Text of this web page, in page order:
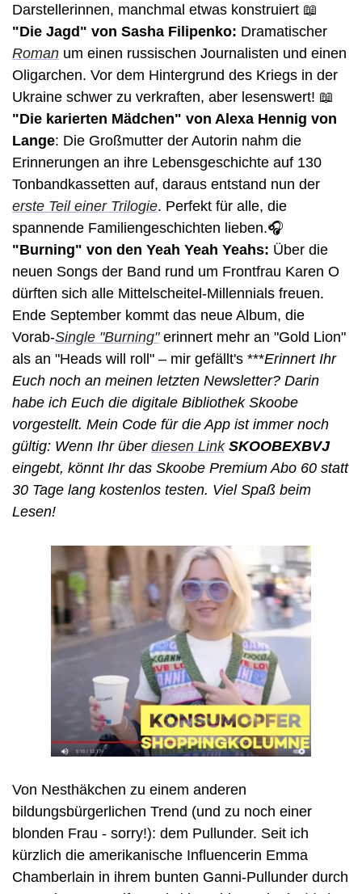
Darstellerinnen, manchmal etwas konstruiert 📖
"Die Jagd" von Sasha Filipenko:
Roman um einen russischen Journalisten und einen
Oligarchen. Vor dem Hintergrund des Kriegs in der
Ukraine schwer zu verkraften, aber lesenswert! 📖
"Die karierten Mädchen" von Alexa Hennig von
Lange: Die Großmutter der Autorin nahm die
Erinnerungen an ihre Lebensgeschichte auf 130
erste Teil einer Trilogie. Perfekt für alle, die
"Burning" von den Yeah Yeah Yeahs: Über die
neuen Songs der Band rund um Frontfrau Karen O
dürften sich alle Mittelscheitel-Millennials freuen.
Ende September kommt das neue Album, die
Vorab-Single "Burning" erinnert mehr an "Gold Lion"
als an "Heads will roll" – mir gefällt's ***Erinnert Ihr
Euch noch an meinen letzten Newsletter? Darin
habe ich Euch die digitale Bibliothek Skoobe
vorgestellt. Mein Code für die App ist immer noch
gültig: Wenn Ihr über diesen Link SKOOBEXBVJ
eingebt, könnt Ihr das Skoobe Premium Abo 60 statt
30 Tage lang kostenlos testen. Viel Spaß beim
Lesen!
Von Nesthäkchen zu einem anderen
bildungsbürgerlichen Trend (und zu noch einer
blonden Frau - sorry!): dem Pullunder. Seit ich
kürzlich die amerikanische Influencerin Emma
Chamberlain in ihrem bunten Ganni-Pullunder durch